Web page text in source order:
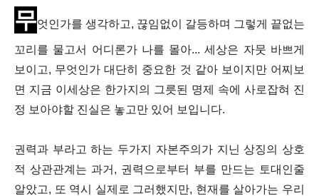
무엇인가를 생각하고, 끊임없이 갈등하며 그렇게 끝없는
꼬리를 물고서 어디론가 나를 몰아...세상은 자뭇 바쁘게
보이고, 무엇인가 대단히 중요한 것 같아 보이지만 어찌보
면 지금 이세상은 한가지의 그릇된 명제 속에 사로잡혀 진
정 보아야할 진실은 놓고만 있어 보입니다.
권력과 부라고 하는 두가지 자본주의가 지닌 상징의 상호
적 상관관계는 과거, 권력으로부터 부를 만드는 토대인줄
알았고, 또 역시 실제로 그러했지만, 현재를 살아가는 우리